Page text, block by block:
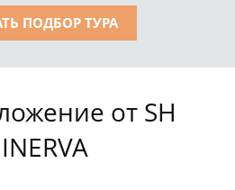
ПОДБОР ТУРА
от SH